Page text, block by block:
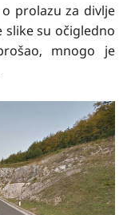
prolazu za divlje
su očigledno
mnogo je